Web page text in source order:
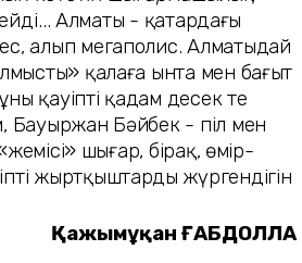
Алматы - қатардағы
алып мегаполис. Алматыдай
қалаға ынта мен бағыт
қауіпті қадам десек те
Бауыржан Бәйбек - піл мен
«жемісі» шығар, бірақ, өмір-
жырт­қыштардың жүргендігін
Қажымұқан ҒАБДОЛЛА